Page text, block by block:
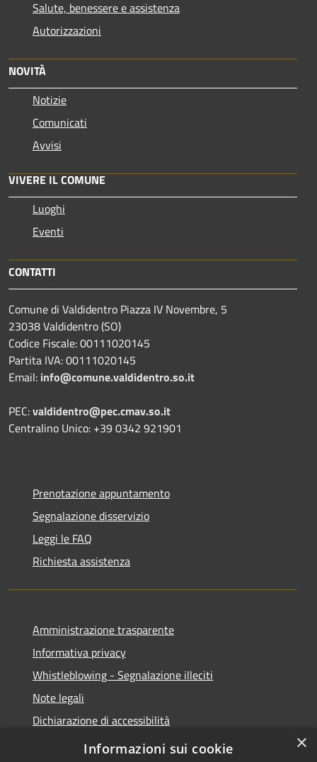
Salute, benessere e assistenza
Autorizzazioni
NOVITÀ
Notizie
Comunicati
Avvisi
VIVERE IL COMUNE
Luoghi
Eventi
CONTATTI
Comune di Valdidentro Piazza IV Novembre, 5
23038 Valdidentro (SO)
Codice Fiscale: 00111020145
Partita IVA: 00111020145
Email: info@comune.valdidentro.so.it
PEC:valdidentro@pec.cmav.so.it
Centralino Unico: +39 0342 921901
Prenotazione appuntamento
Segnalazione disservizio
Leggi le FAQ
Richiesta assistenza
Amministrazione trasparente
Informativa privacy
Whistleblowing - Segnalazione illeciti
Note legali
Dichiarazione di accessibilità
Segnalazione di inaccessibilità
×
Informazioni sui cookie